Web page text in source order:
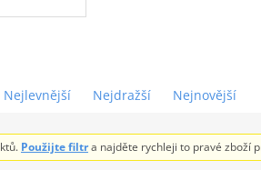
Nejlevnější Nejdražší Nejnovější
Použijte filtra najděte rychleji to pravé zboží